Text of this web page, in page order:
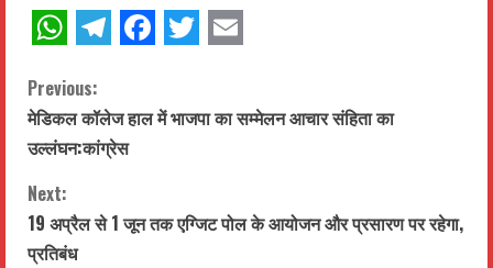
C
o
n
t
Previous:
मेडिकल कॉलेज हाल में भाजपा का सम्मेलन आचार संहिता का
उल्लंघन:कांग्रेस
Next:
19 अप्रैल से 1 जून तक एग्जिट पोल के आयोजन और प्रसारण पर रहेगा,
प्रतिबंध